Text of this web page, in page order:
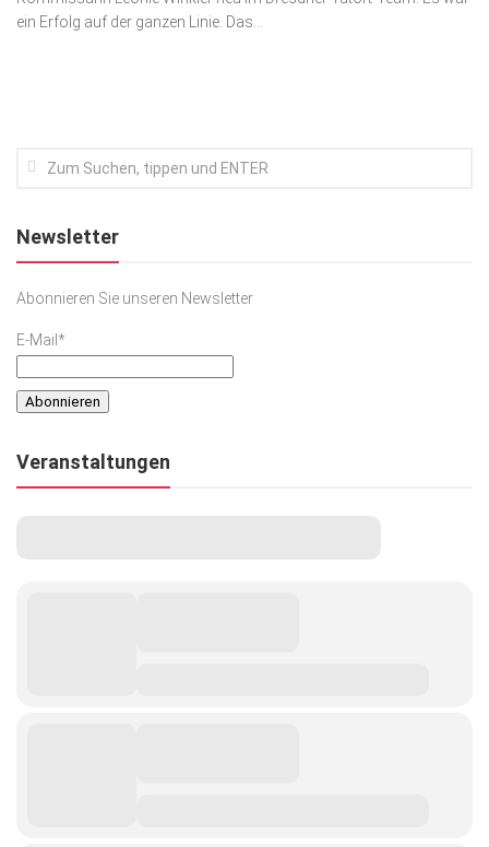
Kunst & Kultur
SACHSEN IN PARIS
ein Erfolg auf der ganzen Linie. Das...
Newsletter
Abonnieren Sie unseren Newsletter
E-Mail*
Veranstaltungen